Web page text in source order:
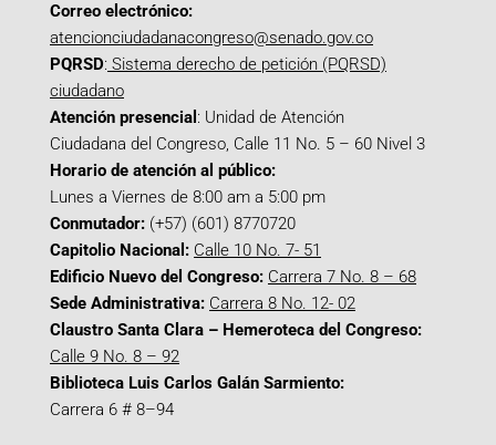
Correo electrónico:
atencionciudadanacongreso@senado.gov.co
PQRSD: Sistema derecho de petición (PQRSD)
ciudadano
Atención presencial : Unidad de Atención
Ciudadana del Congreso, Calle 11 No. 5 – 60 Nivel 3
Horario de atención al público:
Lunes a Viernes de 8:00 am a 5:00 pm
Conmutador: (+57) (601) 8770720
Capitolio Nacional: Calle 10 No. 7- 51
Edificio Nuevo del Congreso: Carrera 7 No. 8 – 68
Sede Administrativa: Carrera 8 No. 12- 02
Claustro Santa Clara – Hemeroteca del Congreso:
Calle 9 No. 8 – 92
Biblioteca Luis Carlos Galán Sarmiento:
Carrera 6 # 8–94